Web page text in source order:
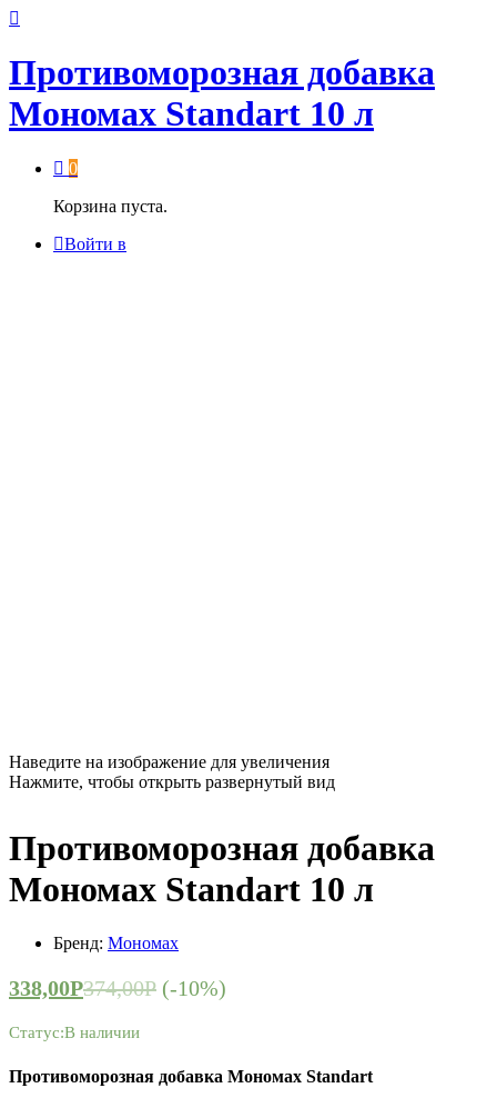
Противоморозная добавка
Мономах Standart 10 л
0
Корзина пуста.
Войти в
Наведите на изображение для увеличения
Нажмите, чтобы открыть развернутый вид
Противоморозная добавка
Мономах Standart 10 л
Бренд: Мономах
338,00Р374,00Р (-10%)
Статус:В наличии
Противоморозная добавка Мономах Standart